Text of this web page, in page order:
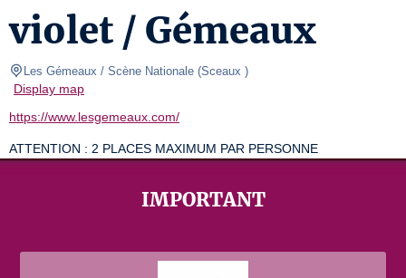
violet / Gémeaux
Les Gémeaux / Scène Nationale (Sceaux )
Display map
https://www.lesgemeaux.com/
ATTENTION : 2 PLACES MAXIMUM PAR PERSONNE
IMPORTANT